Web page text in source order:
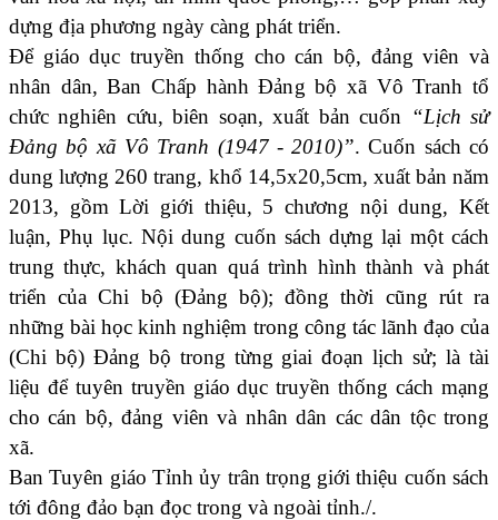
dựng địa phương ngày càng phát triển.
Để giáo dục truyền thống cho cán bộ, đảng viên và
nhân dân, Ban Chấp hành Đảng bộ xã Vô Tranh tổ
chức nghiên cứu, biên soạn, xuất bản cuốn “Lịch sử
Đảng bộ xã Vô Tranh (1947 - 2010)”. Cuốn sách có
dung lượng 260 trang, khổ 14,5x20,5cm, xuất bản năm
2013, gồm Lời giới thiệu, 5 chương nội dung, Kết
luận, Phụ lục. Nội dung cuốn sách dựng lại một cách
trung thực, khách quan quá trình hình thành và phát
triển của Chi bộ (Đảng bộ); đồng thời cũng rút ra
những bài học kinh nghiệm trong công tác lãnh đạo của
(Chi bộ) Đảng bộ trong từng giai đoạn lịch sử; là tài
liệu để tuyên truyền giáo dục truyền thống cách mạng
cho cán bộ, đảng viên và nhân dân các dân tộc trong
xã.
Ban Tuyên giáo Tỉnh ủy trân trọng giới thiệu cuốn sách
tới đông đảo bạn đọc trong và ngoài tỉnh./.